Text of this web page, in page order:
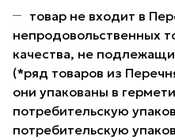
товар не входит в
непродовольственных
качества, не
(*ряд товаров из
они упакованы в
потребительскую
потребительскую